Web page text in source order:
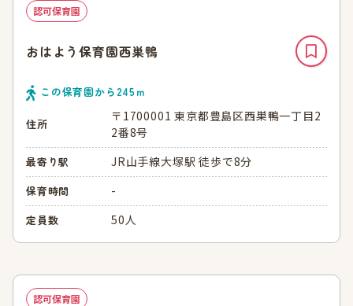
認可保育園
おはよう保育園西巣鴨
この保育園から 245ｍ
住所
〒1700001 東京都豊島区西巣鴨一丁目2
2番8号
最寄り駅 JR山手線大塚駅 徒歩で8分
保育時間 -
定員数 50人
認可保育園